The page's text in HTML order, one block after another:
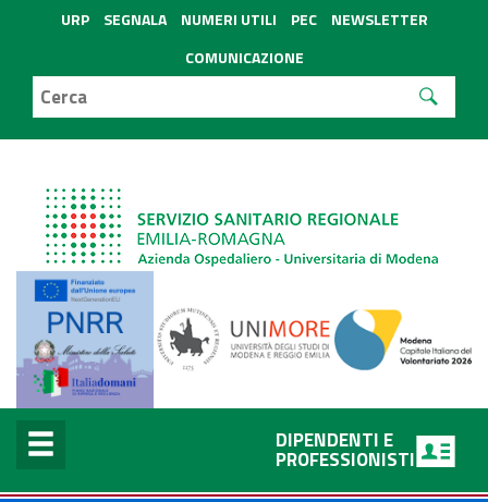
URP SEGNALA NUMERI UTILI PEC
NEWSLETTER
COMUNICAZIONE
DIPENDENTI E
PROFESSIONISTI